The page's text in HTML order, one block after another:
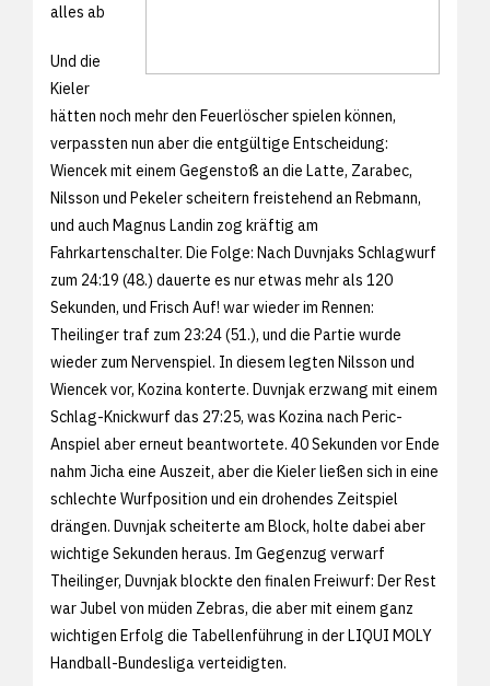
alles ab
Und die
Kieler
hätten noch mehr den Feuerlöscher spielen können,
verpassten nun aber die entgültige Entscheidung:
Wiencek mit einem Gegenstoß an die Latte, Zarabec,
Nilsson und Pekeler scheitern freistehend an Rebmann,
und auch Magnus Landin zog kräftig am
Fahrkartenschalter. Die Folge: Nach Duvnjaks Schlagwurf
zum 24:19 (48.) dauerte es nur etwas mehr als 120
Sekunden, und Frisch Auf! war wieder im Rennen:
Theilinger traf zum 23:24 (51.), und die Partie wurde
wieder zum Nervenspiel. In diesem legten Nilsson und
Wiencek vor, Kozina konterte. Duvnjak erzwang mit einem
Schlag-Knickwurf das 27:25, was Kozina nach Peric-
Anspiel aber erneut beantwortete. 40 Sekunden vor Ende
nahm Jicha eine Auszeit, aber die Kieler ließen sich in eine
schlechte Wurfposition und ein drohendes Zeitspiel
drängen. Duvnjak scheiterte am Block, holte dabei aber
wichtige Sekunden heraus. Im Gegenzug verwarf
Theilinger, Duvnjak blockte den finalen Freiwurf: Der Rest
war Jubel von müden Zebras, die aber mit einem ganz
wichtigen Erfolg die Tabellenführung in der LIQUI MOLY
Handball-Bundesliga verteidigten.